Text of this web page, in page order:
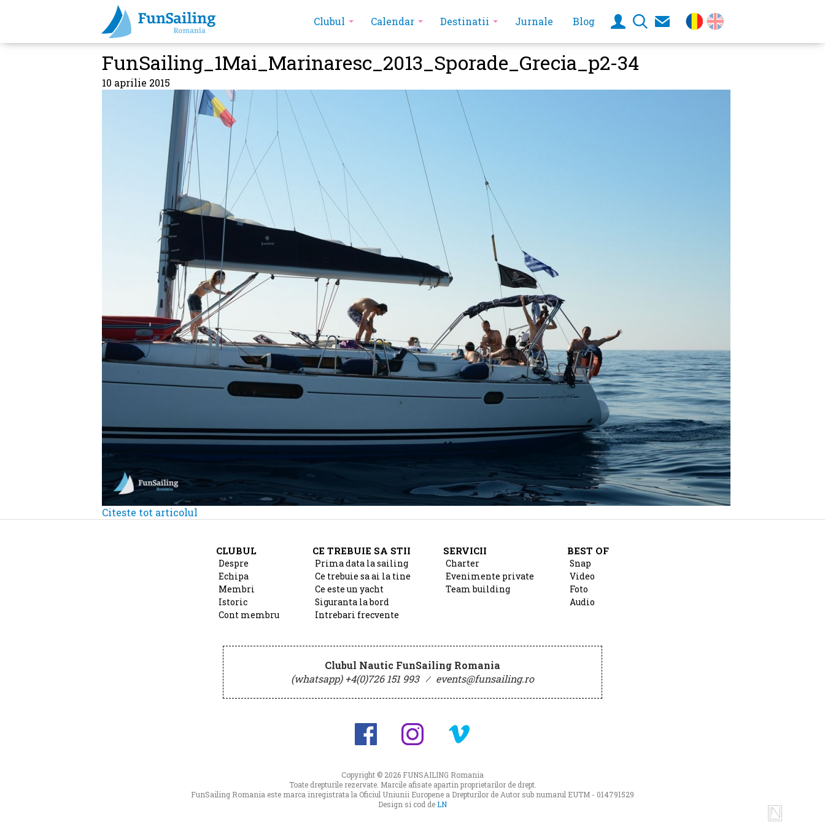
Clubul Calendar Destinatii Jurnale Blog
FunSailing_1Mai_Marinaresc_2013_Sporade_Grecia_p2-34
10 aprilie 2015
Citeste tot articolul
CLUBUL
Despre
Echipa
Membri
Istoric
Cont membru
CE TREBUIE SA STII
Prima data la sailing
Ce trebuie sa ai la tine
Ce este un yacht
Siguranta la bord
Intrebari frecvente
SERVICII
Charter
Evenimente private
Team building
BEST OF
Snap
Video
Foto
Audio
Clubul Nautic FunSailing Romania
(whatsapp) +4(0)726 151 993 ⁄ events@funsailing.ro
Copyright © 2026 FUNSAILING Romania
Toate drepturile rezervate. Marcile afisate apartin proprietarilor de drept.
FunSailing Romania este marca inregistrata la Oficiul Uniunii Europene a Drepturilor de Autor sub numarul EUTM - 014791529
Design si cod deLN